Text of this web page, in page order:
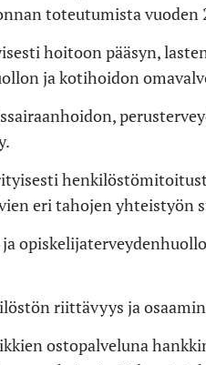
toteutumista vuoden
hoitoon pääsyn,
ja kotihoidon
eri tahojen yhteistyön
riittävyys ja
ostopalveluna